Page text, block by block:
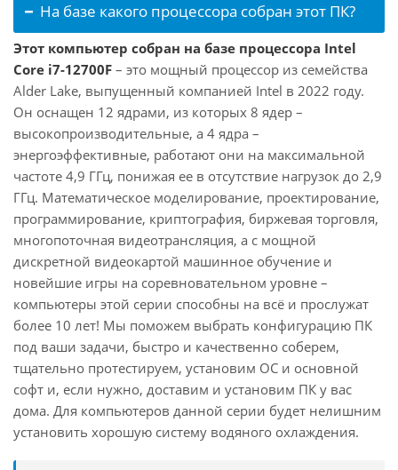
На базе какого процессора собран этот ПК?
Этот компьютер собран на базе процессора Intel
Core i7-12700F – это мощный процессор из семейства
Alder Lake, выпущенный компанией Intel в 2022 году.
Он оснащен 12 ядрами, из которых 8 ядер –
высокопроизводительные, а 4 ядра –
энергоэффективные, работают они на максимальной
частоте 4,9 ГГц, понижая ее в отсутствие нагрузок до 2,9
ГГц. Математическое моделирование, проектирование,
программирование, криптография, биржевая торговля,
многопоточная видеотрансляция, а с мощной
дискретной видеокартой машинное обучение и
новейшие игры на соревновательном уровне –
компьютеры этой серии способны на всё и прослужат
более 10 лет! Мы поможем выбрать конфигурацию ПК
под ваши задачи, быстро и качественно соберем,
тщательно протестируем, установим ОС и основной
софт и, если нужно, доставим и установим ПК у вас
дома. Для компьютеров данной серии будет нелишним
установить хорошую систему водяного охлаждения.